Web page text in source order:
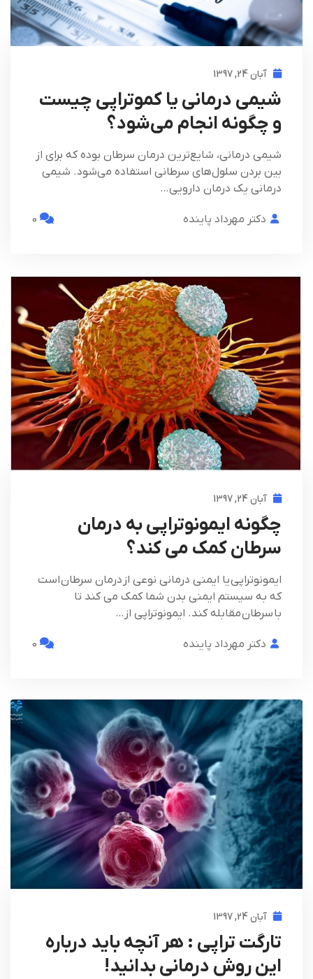
آبان 24, 1397
شیمی درمانی یا کموتراپی چیست
و چگونه انجام می‌شود؟
شیمی درمانی، شایع‌ترین درمان سرطان بوده که برای از
بین بردن سلول‌های سرطانی استفاده می‌شود. شیمی
درمانی یک درمان دارویی…
دکتر مهرداد پاینده
آبان 24, 1397
چگونه ایمونوتراپی به درمان
سرطان کمک می کند؟
ایمونوتراپی یا ایمنی درمانی نوعی از درمان سرطان است
که به سیستم ایمنی بدن شما کمک می کند تا
با سرطان مقابله کند. ایمونوتراپی از…
دکتر مهرداد پاینده
آبان 24, 1397
تارگت تراپی : هر آنچه باید درباره
این روش درمانی بدانید!